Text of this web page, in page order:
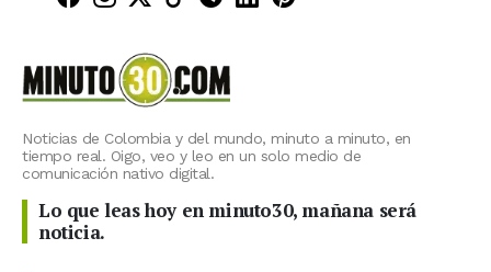
Noticias de Colombia y del mundo, minuto a minuto, en
tiempo real. Oigo, veo y leo en un solo medio de
comunicación nativo digital.
Lo que leas hoy en minuto30, mañana será
noticia.